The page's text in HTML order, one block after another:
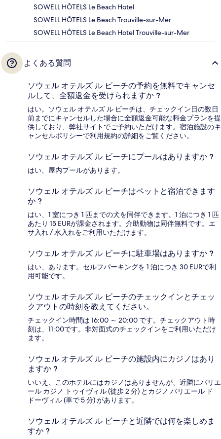
SOWELL HÔTELS Le Beach Hotel
SOWELL HÔTELS Le Beach Trouville-sur-Mer
SOWELL HÔTELS Le Beach Hotel Trouville-sur-Mer
よくある質問
ソウェル オテルズ ル ビーチの予約を無料でキャンセ
ルして、全額返金を受けられますか ?
はい。ソウェル オテルズ ル ビーチは、チェックイン日の数日
前までにキャンセルした場合に全額返金可能な料金プランを提
供しており、弊社サイトでご予約いただけます。宿泊施設のキ
ャンセルポリシーで利用規約の詳細をご覧ください。
ソウェル オテルズ ル ビーチにプールはありますか ?
はい、屋内プールがあります。
ソウェル オテルズ ル ビーチはペットと宿泊できます
か ?
はい、1 室につき 1 匹までの犬を同伴できます。1 泊につき 1 匹
あたり 15 EURが課金されます。介助動物は同伴無料です。エ
サ入れ / 水入れをご利用いただけます。
ソウェル オテルズ ル ビーチに駐車場はありますか ?
はい、あります。セルフパーキングを 1 泊につき 30 EURで利
用可能です。
ソウェル オテルズ ル ビーチのチェックインとチェッ
クアウトの時刻を教えてください。
チェックイン時間は 16:00 ～ 20:00 です。チェックアウト時
刻は、11:00です。非対面式のチェックインをご利用いただけ
ます。
ソウェル オテルズ ル ビーチの施設内にカジノはあり
ますか ?
いいえ、このホテルにはカジノはありませんが、近隣にバリエ
ール カジノ トゥイヴィル (徒歩 2 分) とカジノ バリエール ド
ドーヴィル (車で 5 分) があります。
ソウェル オテルズ ル ビーチと近隣では何を楽しめま
すか ?